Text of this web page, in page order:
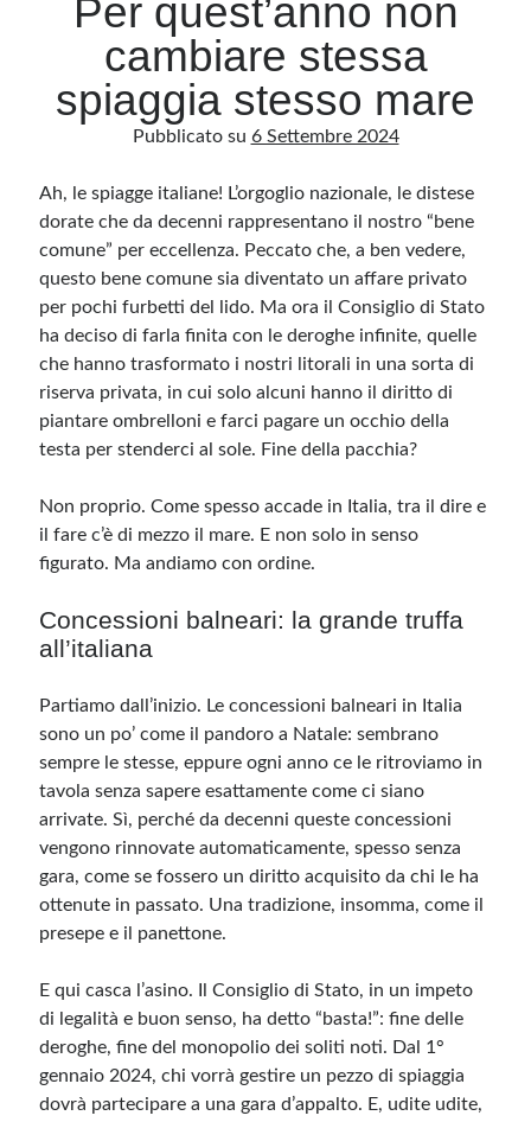
Archivio
Archivi
Categorie
Categorie
Questo blog non rappresenta una testata giornalistica, in quanto viene aggiornato
senza alcuna periodicità. Non può pertanto considerarsi un prodotto editoriale ai
sensi della legge n· 62 del 7.03.2001. L’autore non è responsabile di quanto
pubblicato dai lettori nei commenti ai vari post. Saranno comunque cancellati quelli
ritenuti offensivi o lesivi dell’immagine o dell’onorabilità di terzi, di genere spam,
razzisti o che contengano dati personali non conformi al rispetto delle norme sulla
privacy. Alcune immagini inserite in questo blog sono tratte da Internet e, pertanto,
considerate di pubblico dominio. Qualora la loro pubblicazione violasse eventuali
Accedi
Feed dei contenuti
Per quest’anno non
cambiare stessa
spiaggia stesso mare
Pubblicato su 6 Settembre 2024
Ah, le spiagge italiane! L’orgoglio nazionale, le distese
dorate che da decenni rappresentano il nostro “bene
comune” per eccellenza. Peccato che, a ben vedere,
questo bene comune sia diventato un affare privato
per pochi furbetti del lido. Ma ora il Consiglio di Stato
ha deciso di farla finita con le deroghe infinite, quelle
che hanno trasformato i nostri litorali in una sorta di
riserva privata, in cui solo alcuni hanno il diritto di
piantare ombrelloni e farci pagare un occhio della
testa per stenderci al sole. Fine della pacchia?
Non proprio. Come spesso accade in Italia, tra il dire e
il fare c’è di mezzo il mare. E non solo in senso
figurato. Ma andiamo con ordine.
Concessioni balneari: la grande truffa
all’italiana
Partiamo dall’inizio. Le concessioni balneari in Italia
sono un po’ come il pandoro a Natale: sembrano
sempre le stesse, eppure ogni anno ce le ritroviamo in
tavola senza sapere esattamente come ci siano
arrivate. Sì, perché da decenni queste concessioni
vengono rinnovate automaticamente, spesso senza
gara, come se fossero un diritto acquisito da chi le ha
ottenute in passato. Una tradizione, insomma, come il
presepe e il panettone.
E qui casca l’asino. Il Consiglio di Stato, in un impeto
di legalità e buon senso, ha detto “basta!”: fine delle
deroghe, fine del monopolio dei soliti noti. Dal 1°
gennaio 2024, chi vorrà gestire un pezzo di spiaggia
dovrà partecipare a una gara d’appalto. E, udite udite,